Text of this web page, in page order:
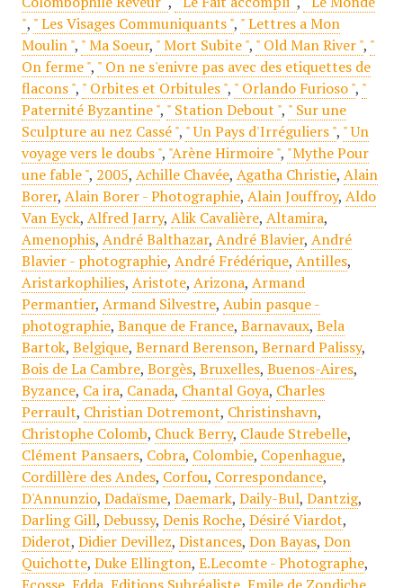
", " Les Visages Communiquants ", " Lettres a Mon
Moulin ", " Ma Soeur, " Mort Subite ", " Old Man River ", "
On ferme ", " On ne s'enivre pas avec des etiquettes de
flacons ", " Orbites et Orbitules ", " Orlando Furioso ", "
Paternité Byzantine ", " Station Debout ", " Sur une
Sculpture au nez Cassé ", " Un Pays d'Irréguliers ", " Un
voyage vers le doubs ", "Arène Hirmoire ", "Mythe Pour
une fable ", 2005, Achille Chavée, Agatha Christie, Alain
Borer, Alain Borer - Photographie, Alain Jouffroy, Aldo
Van Eyck, Alfred Jarry, Alik Cavalière, Altamira,
Amenophis, André Balthazar, André Blavier, André
Blavier - photographie, André Frédérique, Antilles,
Aristarkophilies, Aristote, Arizona, Armand
Permantier, Armand Silvestre, Aubin pasque -
photographie, Banque de France, Barnavaux, Bela
Bartok, Belgique, Bernard Berenson, Bernard Palissy,
Bois de La Cambre, Borgès, Bruxelles, Buenos-Aires,
Byzance, Ca ira, Canada, Chantal Goya, Charles
Perrault, Christian Dotremont, Christinshavn,
Christophe Colomb, Chuck Berry, Claude Strebelle,
Clément Pansaers, Cobra, Colombie, Copenhague,
Cordillère des Andes, Corfou, Correspondance,
D'Annunzio, Dadaïsme, Daemark, Daily-Bul, Dantzig,
Darling Gill, Debussy, Denis Roche, Désiré Viardot,
Diderot, Didier Devillez, Distances, Don Bayas, Don
Quichotte, Duke Ellington, E.Lecomte - Photographe,